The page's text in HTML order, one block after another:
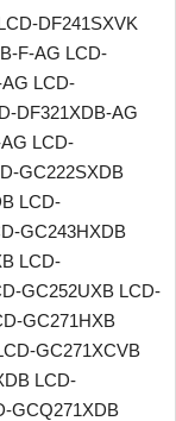
DF241SXVK
F-AG LCD-
LCD-
DF321XDB-AG
LCD-
GC222SXDB
LCD-
GC243HXDB
LCD-
GC252UXB LCD-
GC271HXB
GC271XCVB
LCD-
GCQ271XDB